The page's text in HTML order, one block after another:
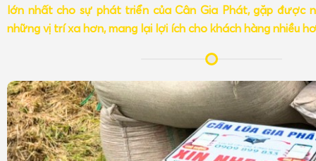
lớn nhất cho sự phát triển của Cân Gia Phát, gặp được
những vị trí xa hơn, mang lại lợi ích cho khách hàng nhiều